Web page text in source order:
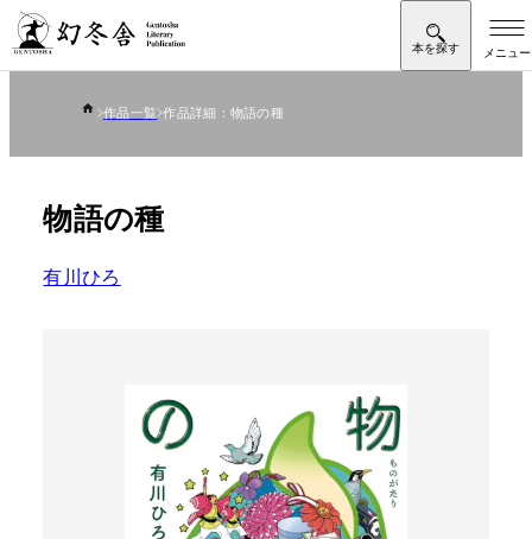
作品一覧 作品詳細：物語の種
物語の種
有川ひろ